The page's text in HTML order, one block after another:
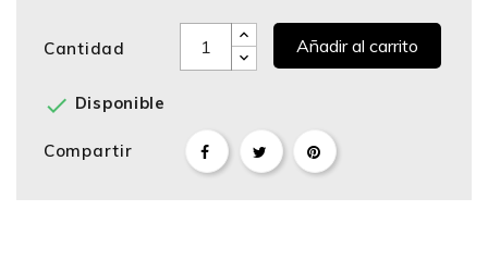
Cantidad Añadir al carrito
 Disponible
Compartir